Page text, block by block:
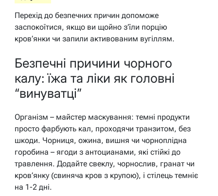
Перехід до безпечних причин допоможе
заспокоїтися, якщо ви щойно з’їли порцію
кров’янки чи запили активованим вугіллям.
Безпечні причини чорного
калу: їжа та ліки як головні
“винуватці”
Організм – майстер маскування: темні продукти
просто фарбують кал, проходячи транзитом, без
шкоди. Чорниця, ожина, вишня чи чорноплідна
горобина – ягоди з антоцианами, які стійкі до
травлення. Додайте свеклу, чорнослив, гранат чи
кров’янку (свиняча кров з крупою), і стілець темніє
на 1-2 дні.